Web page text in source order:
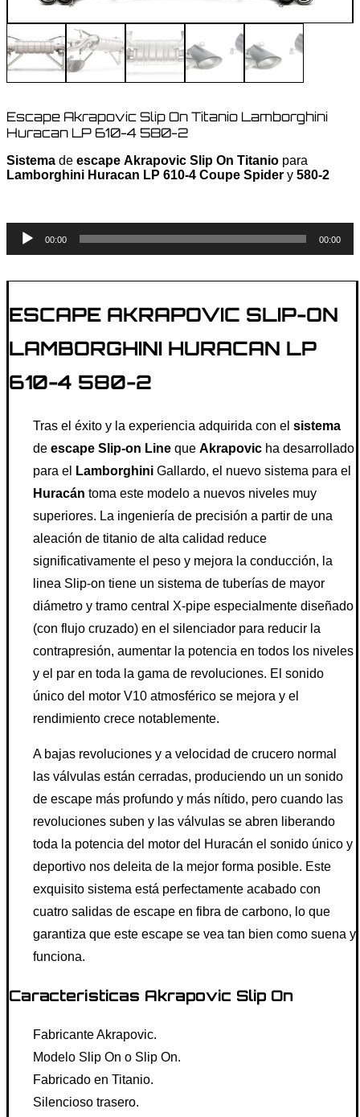
Escape Akrapovic Slip On Titanio Lamborghini
Huracan LP 610-4 580-2
Sistema de escape Akrapovic Slip On Titanio para
Lamborghini Huracan LP 610-4 Coupe Spider y 580-2
Audio
Player
00:00 00:00
ESCAPE AKRAPOVIC SLIP-ON
LAMBORGHINI HURACAN LP
610-4 580-2
Tras el éxito y la experiencia adquirida con el sistema
de escape Slip-on Line que Akrapovic ha desarrollado
para el
Lamborghini Gallardo, el nuevo sistema para el
Huracán toma este modelo a nuevos niveles muy
superiores. La ingeniería de precisión a partir de una
aleación de titanio de alta calidad reduce
significativamente el peso y mejora la conducción, la
linea Slip-on tiene un sistema de tuberías de mayor
diámetro y tramo central X-pipe especialmente diseñado
(con flujo cruzado) en el silenciador para reducir la
contrapresión, aumentar la potencia en todos los niveles
y el par en toda la gama de revoluciones. El sonido
único del motor V10 atmosférico se mejora y el
rendimiento crece notablemente.
A bajas revoluciones y a velocidad de crucero normal
las válvulas están cerradas, produciendo un un sonido
de escape más profundo y más nítido, pero cuando las
revoluciones suben y las válvulas se abren liberando
toda la potencia del motor del Huracán el sonido único y
deportivo nos deleita de la mejor forma posible. Este
exquisito sistema está perfectamente acabado con
cuatro salidas de escape en fibra de carbono, lo que
garantiza que este escape se vea tan bien como suena y
funciona.
Caracteristicas Akrapovic Slip On
Fabricante Akrapovic.
Modelo Slip On o Slip On.
Fabricado en Titanio.
Silencioso trasero.